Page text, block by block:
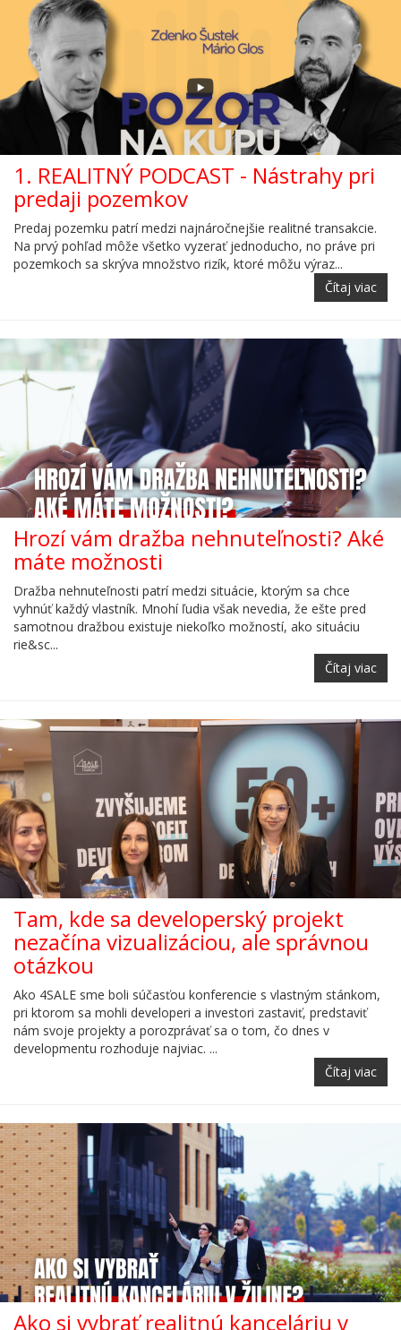
1. REALITNÝ PODCAST - Nástrahy pri
predaji pozemkov
Predaj pozemku patrí medzi najnáročnejšie realitné transakcie.
Na prvý pohľad môže všetko vyzerať jednoducho, no práve pri
pozemkoch sa skrýva množstvo rizík, ktoré môžu výraz...
Čítaj viac
Hrozí vám dražba nehnuteľnosti? Aké
máte možnosti
Dražba nehnuteľnosti patrí medzi situácie, ktorým sa chce
vyhnúť každý vlastník. Mnohí ľudia však nevedia, že ešte pred
samotnou dražbou existuje niekoľko možností, ako situáciu
rie&sc...
Čítaj viac
Tam, kde sa developerský projekt
nezačína vizualizáciou, ale správnou
otázkou
Ako 4SALE sme boli súčasťou konferencie s vlastným stánkom,
pri ktorom sa mohli developeri a investori zastaviť, predstaviť
nám svoje projekty a porozprávať sa o tom, čo dnes v
developmentu rozhoduje najviac. ...
Čítaj viac
Ako si vybrať realitnú kanceláriu v